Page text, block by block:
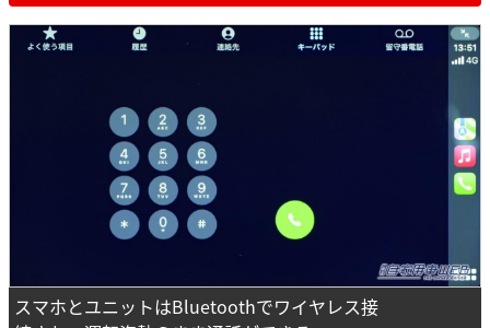
スマホとユニットはBluetoothでワイヤレス接